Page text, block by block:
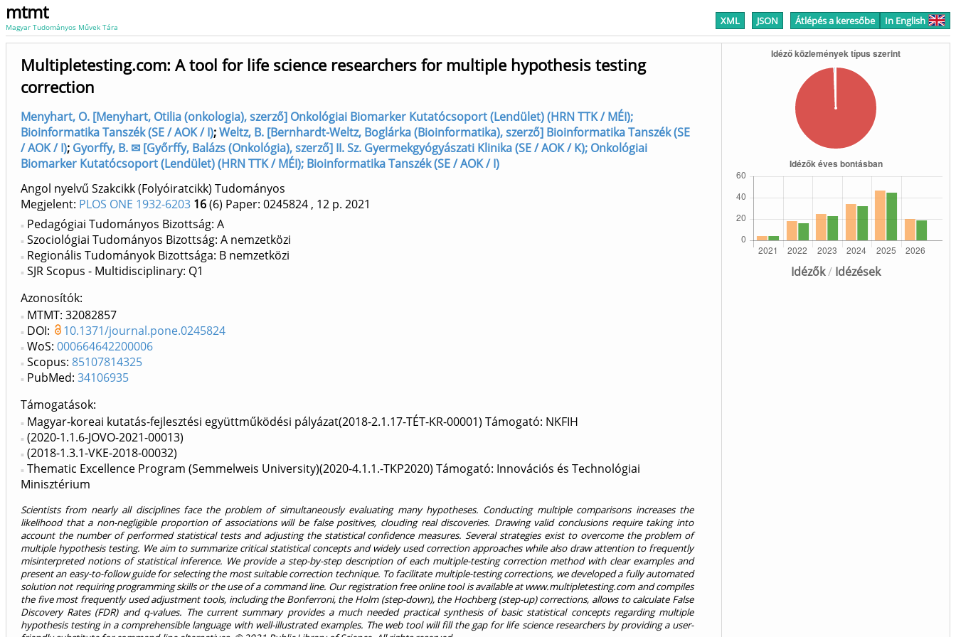
mtmt
Magyar Tudományos Művek Tára XML JSON Átlépés a keresőbe In English
Idézők/ Idézések
Multipletesting.com: A tool for life science researchers for multiple hypothesis testing
correction
Menyhart, O. [Menyhart, Otilia (onkologia), szerző] Onkológiai Biomarker Kutatócsoport (Lendület) (HRN TTK / MÉI);
Bioinformatika Tanszék (SE / AOK / I);Weltz, B. [Bernhardt-Weltz, Boglárka (Bioinformatika), szerző] Bioinformatika Tanszék (SE
/ AOK / I); Gyorffy, B. ✉ [Győrffy, Balázs (Onkológia), szerző] II. Sz. Gyermekgyógyászati Klinika (SE / AOK / K); Onkológiai
Biomarker Kutatócsoport (Lendület) (HRN TTK / MÉI); Bioinformatika Tanszék (SE / AOK / I)
Angol nyelvű Szakcikk (Folyóiratcikk) Tudományos
Megjelent: PLOS ONE 1932-6203 16(6) Paper: 0245824 , 12 p. 2021
Pedagógiai Tudományos Bizottság: A
Szociológiai Tudományos Bizottság: A nemzetközi
Regionális Tudományok Bizottsága: B nemzetközi
SJR Scopus - Multidisciplinary: Q1
Azonosítók
MTMT: 32082857
DOI:
10.1371/journal.pone.0245824
WoS: 000664642200006
Scopus: 85107814325
PubMed: 34106935
Támogatások:
Magyar-koreai kutatás-fejlesztési együttműködési pályázat(2018-2.1.17-TÉT-KR-00001) Támogató: NKFIH
(2020-1.1.6-JOVO-2021-00013)
(2018-1.3.1-VKE-2018-00032)
Thematic Excellence Program (Semmelweis University)(2020-4.1.1.-TKP2020) Támogató: Innovációs és Technológiai
Minisztérium
Scientists from nearly all disciplines face the problem of simultaneously evaluating many hypotheses. Conducting multiple comparisons increases the
likelihood that a non-negligible proportion of associations will be false positives, clouding real discoveries. Drawing valid conclusions require taking into
account the number of performed statistical tests and adjusting the statistical confidence measures. Several strategies exist to overcome the problem of
multiple hypothesis testing. We aim to summarize critical statistical concepts and widely used correction approaches while also draw attention to frequently
misinterpreted notions of statistical inference. We provide a step-by-step description of each multiple-testing correction method with clear examples and
present an easy-to-follow guide for selecting the most suitable correction technique. To facilitate multiple-testing corrections, we developed a fully automated
solution not requiring programming skills or the use of a command line. Our registration free online tool is available at www.multipletesting.com and compiles
the five most frequently used adjustment tools, including the Bonferroni, the Holm (step-down), the Hochberg (step-up) corrections, allows to calculate False
Discovery Rates (FDR) and q-values. The current summary provides a much needed practical synthesis of basic statistical concepts regarding multiple
hypothesis testing in a comprehensible language with well-illustrated examples. The web tool will fill the gap for life science researchers by providing a user-